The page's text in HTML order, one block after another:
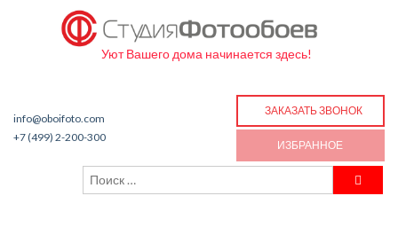
Уют Вашего дома начинается здесь!
info@oboifoto.com
+7 (499) 2-200-300
ЗАКАЗАТЬ ЗВОНОК
ИЗБРАННОЕ